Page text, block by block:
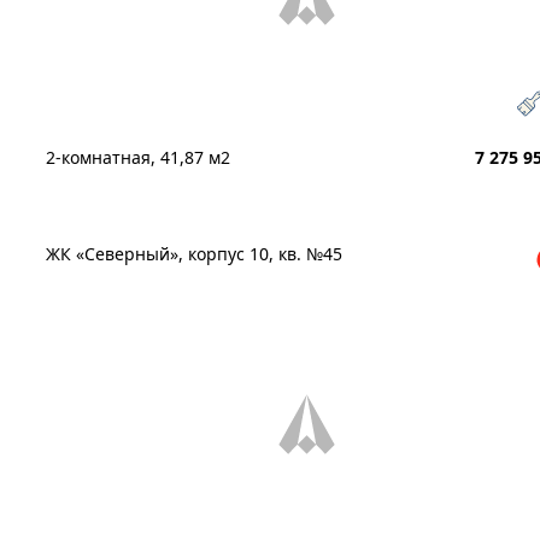
2-комнатная, 41,87 м2 7 275
ЖК «Северный», корпус 10, кв. №45